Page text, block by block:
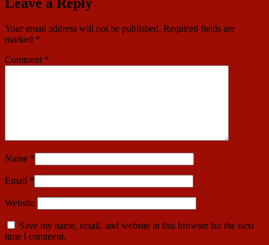
Your email address will not be published. Required fields are
marked *
Comment *
Name *
Email *
Website
Save my name, email, and website in this browser for the next
time I comment.